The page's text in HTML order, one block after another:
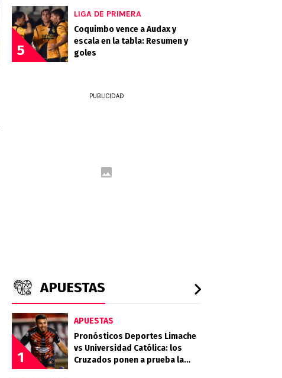
5
LIGA DE PRIMERA
Coquimbo vence a Audax y
escala en la tabla: Resumen y
goles
PUBLICIDAD
APUESTAS
1
APUESTAS
Pronósticos Deportes Limache
vs Universidad Católica: los
Cruzados ponen a prueba la